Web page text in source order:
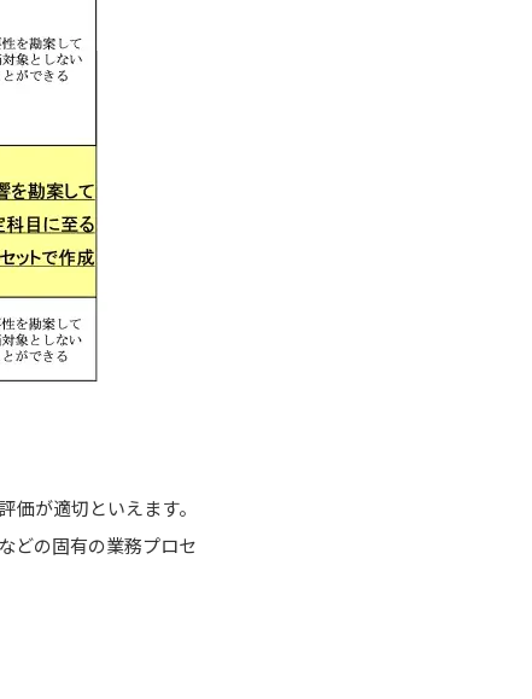
が適切といえます。
どの固有の業務プロセ